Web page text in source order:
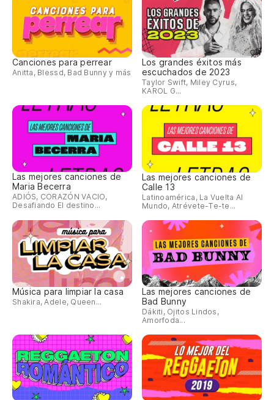
Canciones para perrear
Anitta, Blessd, Bad Bunny y más
Los grandes éxitos más
escuchados de 2023
Taylor Swift, Miley Cyrus,
KAROL G...
Las mejores canciones de
Maria Becerra
ADIÓS, CORAZÓN VACIO,
Desafiando El destino...
Las mejores canciones de
Calle 13
Latinoamérica, La Vuelta Al
Mundo, Atrévete-Te-te...
Música para limpiar la casa
Shakira, Adele, Queen...
Las mejores canciones de
Bad Bunny
Dákiti, Ojitos Lindos,
Amorfoda...